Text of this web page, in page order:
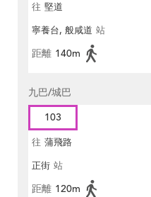
往 堅道
寧養台, 般咸道 站
距離 140m
九巴/城巴
103
往 蒲飛路
正街 站
距離 120m